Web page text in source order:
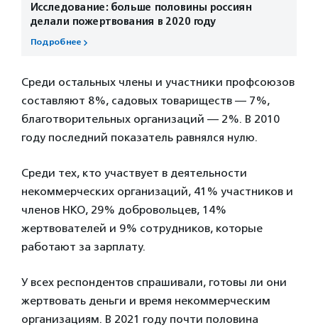
Исследование: больше половины россиян
делали пожертвования в 2020 году
Подробнее
Среди остальных члены и участники профсоюзов
составляют 8%, садовых товариществ — 7%,
благотворительных организаций — 2%. В 2010
году последний показатель равнялся нулю.
Среди тех, кто участвует в деятельности
некоммерческих организаций, 41% участников и
членов НКО, 29% добровольцев, 14%
жертвователей и 9% сотрудников, которые
работают за зарплату.
У всех респондентов спрашивали, готовы ли они
жертвовать деньги и время некоммерческим
организациям. В 2021 году почти половина